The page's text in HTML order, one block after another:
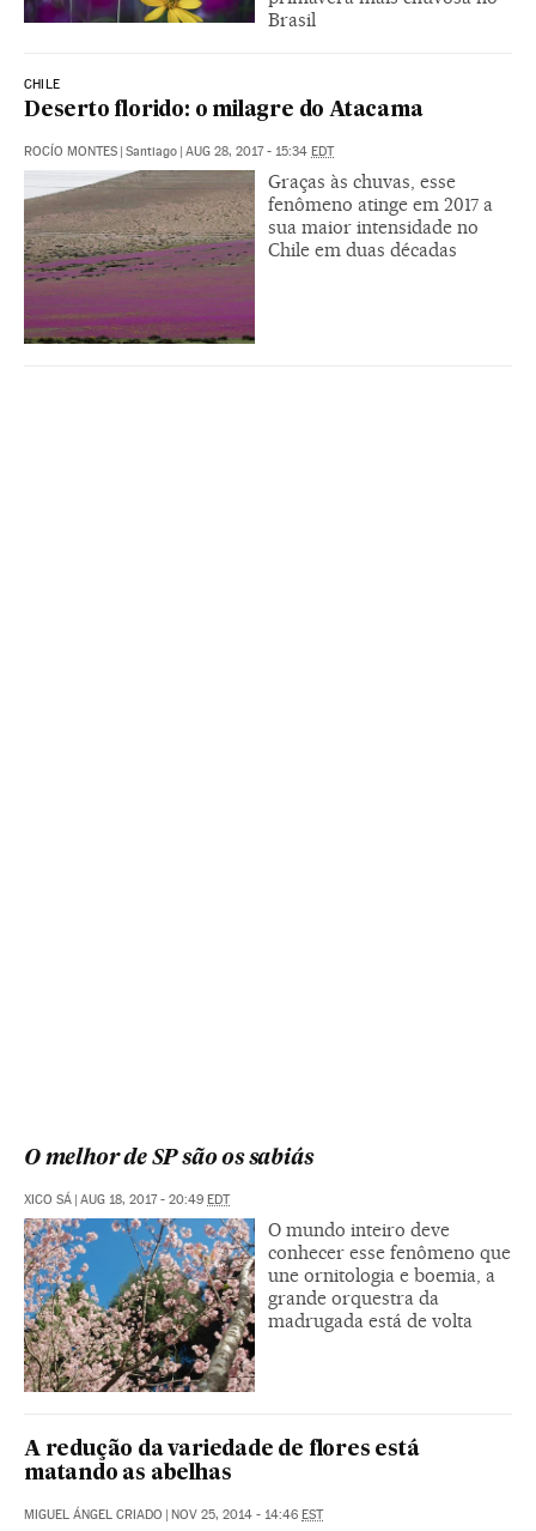
Brasil
CHILE
Deserto florido: o milagre do Atacama
ROCÍO MONTES | Santiago | AUG 28, 2017 - 15:34 EDT
Graças às chuvas, esse
fenômeno atinge em 2017 a
sua maior intensidade no
Chile em duas décadas
O melhor de SP são os sabiás
XICO SÁ | AUG 18, 2017 - 20:49 EDT
O mundo inteiro deve
conhecer esse fenômeno que
une ornitologia e boemia, a
grande orquestra da
madrugada está de volta
A redução da variedade de flores está
matando as abelhas
MIGUEL ÁNGEL CRIADO | NOV 25, 2014 - 14:46 EST